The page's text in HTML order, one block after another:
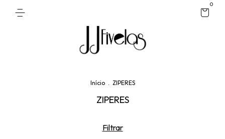
0
Início . ZIPERES
ZIPERES
Filtrar